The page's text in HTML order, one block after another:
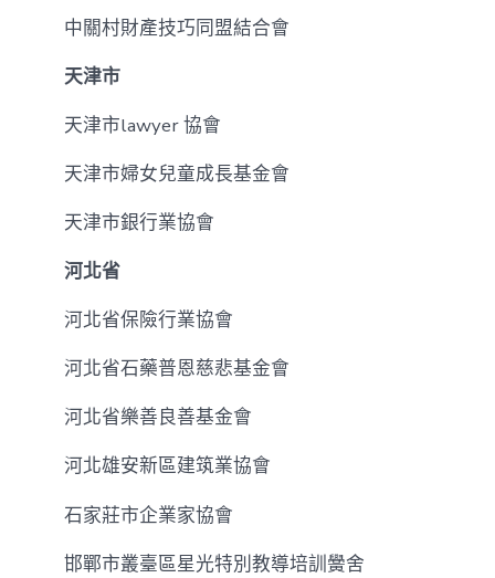
中關村財產技巧同盟結合會
天津市
天津市lawyer 協會
天津市婦女兒童成長基金會
天津市銀行業協會
河北省
河北省保險行業協會
河北省石藥普恩慈悲基金會
河北省樂善良善基金會
河北雄安新區建筑業協會
石家莊市企業家協會
邯鄲市叢臺區星光特別教導培訓黌舍